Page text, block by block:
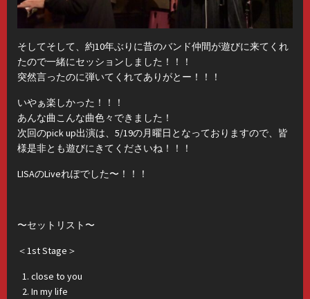
そしてそして、約10年ぶりに昔のバンド仲間が遊びに来てくれ
たので一緒にセッションしました！！！
突然言ったのに弾いてくれてありがとー！！！
いやぁ楽しかった！！！
あんな曲こんな曲色々できました！
次回のpick up出演は、5/19の月曜日となっておりますので、皆
様是非とも遊びにきてくださいね！！！
LISAのLiveれぽでした〜！！！
〜セットリスト〜
＜1st Stage＞
close to you
In my life